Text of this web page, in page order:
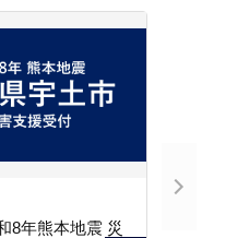
8年熊本地震 災